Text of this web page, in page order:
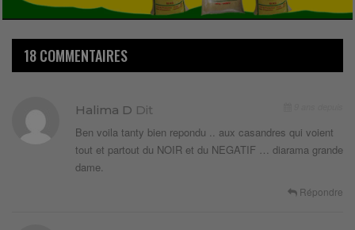
18 COMMENTAIRES
Halima D Dit
Ben voila tanty bien repondu .. aux casandres qui voient
tout et partout du NOIR et du NEGATIF … diarama grande
dame.
Répondre